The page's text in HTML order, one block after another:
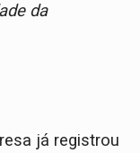
da
já registrou